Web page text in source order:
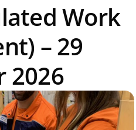
Work
– 29
2026